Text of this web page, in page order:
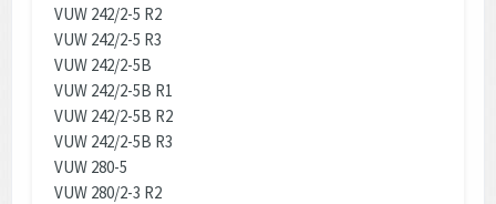
VUW 242/2-5 R2
VUW 242/2-5 R3
VUW 242/2-5B
VUW 242/2-5B R1
VUW 242/2-5B R2
VUW 242/2-5B R3
VUW 280-5
VUW 280/2-3 R2